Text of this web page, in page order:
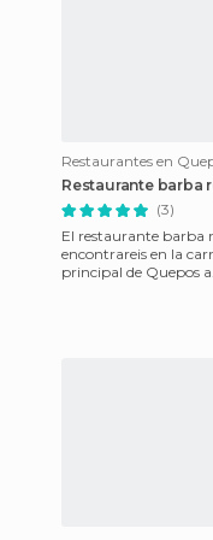
Restaurantes en
Restaurante barba
(3)
El restaurante barba
encontrareis en la
principal de Quepos a